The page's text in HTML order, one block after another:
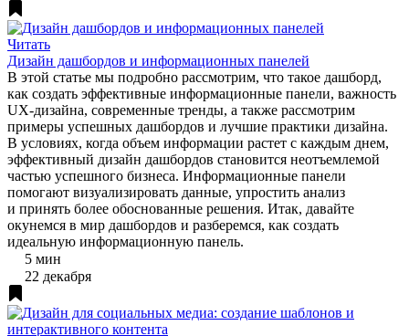
Читать
Дизайн дашбордов и информационных панелей
В этой статье мы подробно рассмотрим, что такое дашборд,
как создать эффективные информационные панели, важность
UX-дизайна, современные тренды, а также рассмотрим
примеры успешных дашбордов и лучшие практики дизайна.
В условиях, когда объем информации растет с каждым днем,
эффективный дизайн дашбордов становится неотъемлемой
частью успешного бизнеса. Информационные панели
помогают визуализировать данные, упростить анализ
и принять более обоснованные решения. Итак, давайте
окунемся в мир дашбордов и разберемся, как создать
идеальную информационную панель.
5 мин
22 декабря